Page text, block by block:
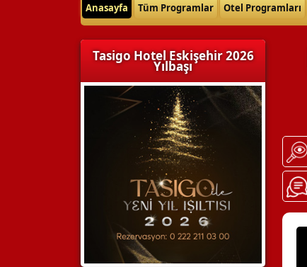
Anasayfa Tüm Programlar Otel Programları
Tasigo Hotel Eskişehir 2026
Yılbaşı